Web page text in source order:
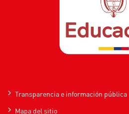
Transparencia e información pública
Mapa del sitio